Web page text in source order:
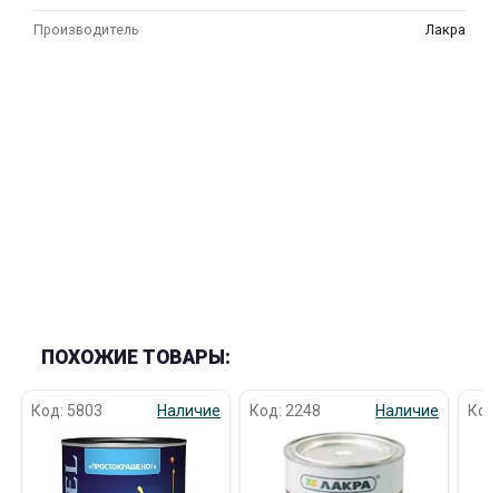
Производитель Лакра
ПОХОЖИЕ ТОВАРЫ:
Код: 5803 Наличие Код: 2248 Наличие